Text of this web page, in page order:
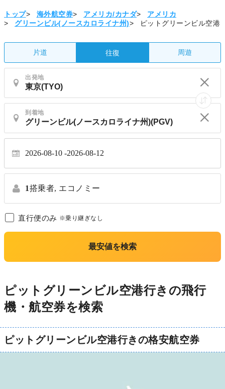
トップ> 海外航空券> アメリカ/カナダ>
アメリカ
>
グリーンビル(ノースカロライナ州)> ピットグリーンビル空港
片道 往復 周遊
出発地
到着地
2026-08-10 2026-08-12
1搭乗者, エコノミー
直行便のみ ※乗り継ぎなし
最安値を検索
ピットグリーンビル空港行きの飛行
機・航空券を検索
ピットグリーンビル空港行きの格安航空券